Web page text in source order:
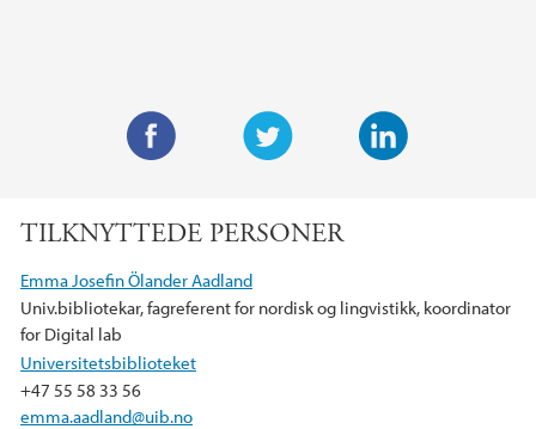
i
t
d
e
b
o
k
TILKNYTTEDE PERSONER
Emma Josefin Ölander Aadland
Univ.bibliotekar, fagreferent for nordisk og lingvistikk, koordinator
for Digital lab
Universitetsbiblioteket
+47 55 58 33 56
emma.aadland@uib.no